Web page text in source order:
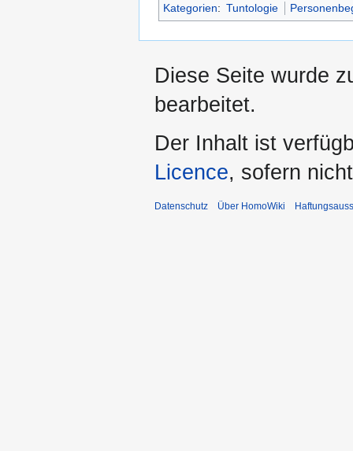
Kategorien: Tuntologie
Diese Seite wurde
bearbeitet.
Der Inhalt ist
Licence, sofern
Datenschutz Über HomoWiki